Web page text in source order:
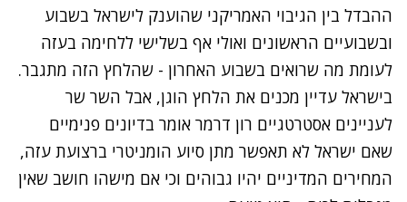
ההבדל בין הגיבוי האמריקני שהוענק לישראל בשבוע
ובשבועיים הראשונים ואולי אף בשלישי ללחימה בעזה
לעומת מה שרואים בשבוע האחרון - שהלחץ הזה מתגבר.
בישראל עדיין מכנים את הלחץ הוגן, אבל השר שר
לעניינים אסטרטגיים רון דרמר אומר בדיונים פנימיים
שאם ישראל לא תאפשר מתן סיוע הומניטרי ברצועת עזה,
המחירים המדיניים יהיו גבוהים וכי אם מישהו חושב שאין